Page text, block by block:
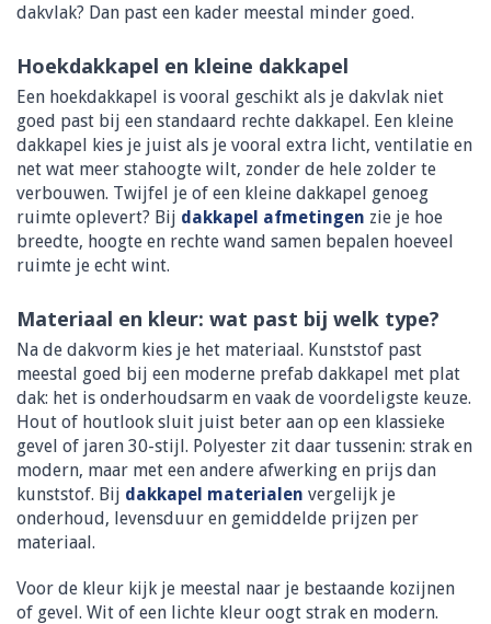
dakvlak? Dan past een kader meestal minder goed.
Hoekdakkapel en kleine dakkapel
Een hoekdakkapel is vooral geschikt als je dakvlak niet
goed past bij een standaard rechte dakkapel. Een kleine
dakkapel kies je juist als je vooral extra licht, ventilatie en
net wat meer stahoogte wilt, zonder de hele zolder te
verbouwen. Twijfel je of een kleine dakkapel genoeg
ruimte oplevert? Bij dakkapel afmetingen zie je hoe
breedte, hoogte en rechte wand samen bepalen hoeveel
ruimte je echt wint.
Materiaal en kleur: wat past bij welk type?
Na de dakvorm kies je het materiaal. Kunststof past
meestal goed bij een moderne prefab dakkapel met plat
dak: het is onderhoudsarm en vaak de voordeligste keuze.
Hout of houtlook sluit juist beter aan op een klassieke
gevel of jaren 30-stijl. Polyester zit daar tussenin: strak en
modern, maar met een andere afwerking en prijs dan
kunststof. Bij dakkapel materialen vergelijk je
onderhoud, levensduur en gemiddelde prijzen per
materiaal.
Voor de kleur kijk je meestal naar je bestaande kozijnen
of gevel. Wit of een lichte kleur oogt strak en modern.